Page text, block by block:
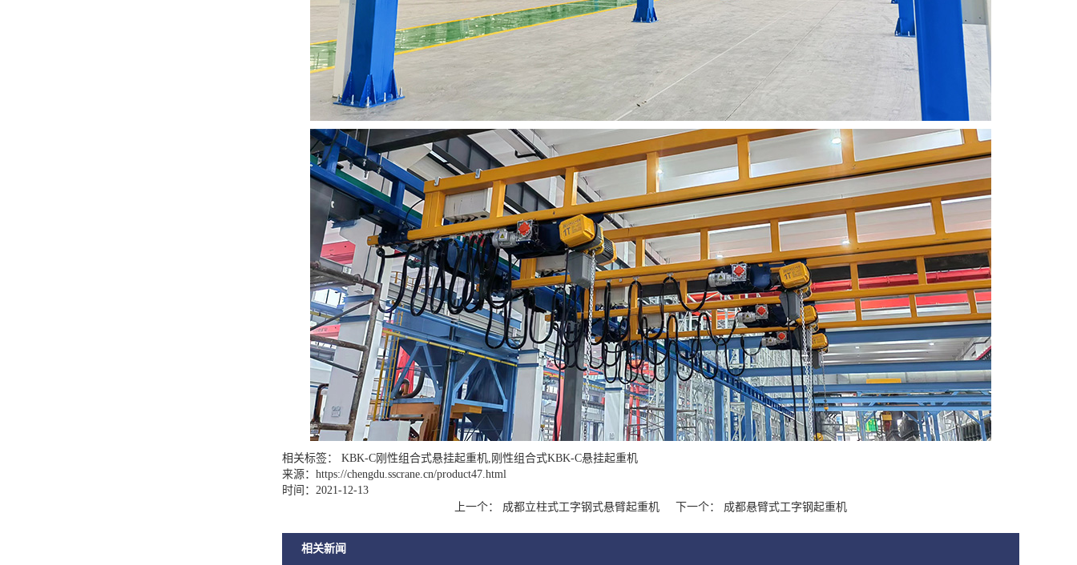
相关标签： KBK-C刚性组合式悬挂起重机,刚性组合式KBK-C悬挂起重机
来源： https://chengdu.sscrane.cn/product47.html
时间：2021-12-13
上一个：
成都立柱式工字钢式悬臂起重机 下一个： 成都悬臂式工字钢起重机
相关新闻